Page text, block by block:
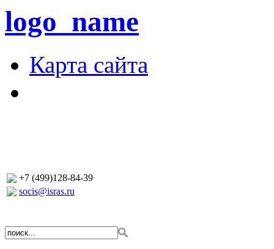
logo_name
Карта сайта
+7 (499)128-84-39
socis@isras.ru